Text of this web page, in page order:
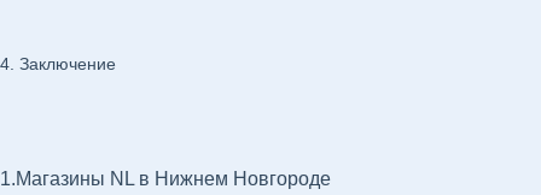
4. Заключение
1.Магазины NL в Нижнем Новгороде